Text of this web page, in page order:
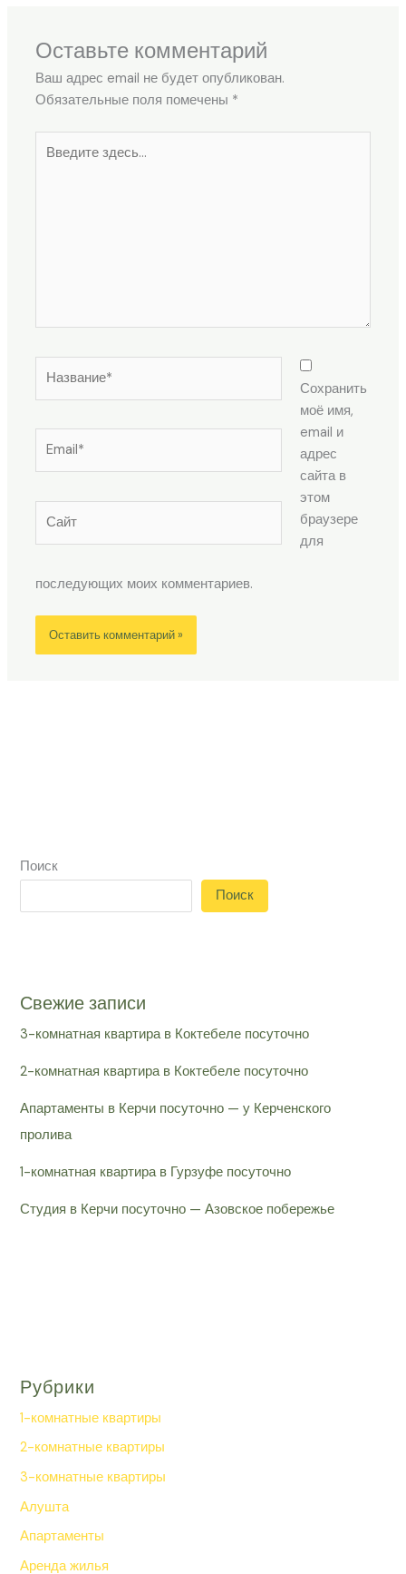
Оставьте комментарий
Ваш адрес email не будет опубликован.
Обязательные поля помечены *
здесь...
Сохранить
моё имя,
email и
адрес
сайта в
этом
браузере
для
последующих моих комментариев.
Поиск
Поиск
Свежие записи
3-комнатная квартира в Коктебеле посуточно
2-комнатная квартира в Коктебеле посуточно
Апартаменты в Керчи посуточно — у Керченского
пролива
1-комнатная квартира в Гурзуфе посуточно
Студия в Керчи посуточно — Азовское побережье
Рубрики
1-комнатные квартиры
2-комнатные квартиры
3-комнатные квартиры
Алушта
Апартаменты
Аренда жилья